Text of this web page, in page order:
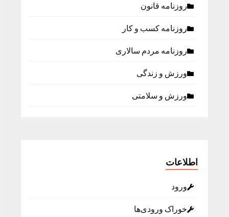
روزنامه قانون
روزنامه كسب و كار
روزنامه مردم سالاری
ورزش و زندگی
ورزش و سلامتی
اطلاعات
ورود
خوراک ورودی‌ها